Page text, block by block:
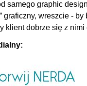
samego graphic
graficzny, wreszcie -
klient dobrze się z nimi